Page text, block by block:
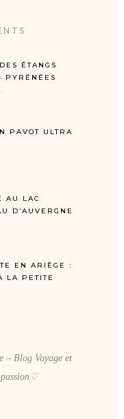
ÉTANGS
PYRÉNÉES
PAVOT ULTRA
AU LAC
D’AUVERGNE
EN ARIÈGE :
LA PETITE
– Blog Voyage et
passion♡